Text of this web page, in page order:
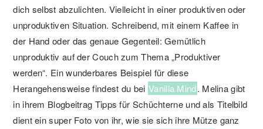
dich selbst abzulichten. Vielleicht in einer produktiven oder
unproduktiven Situation. Schreibend, mit einem Kaffee in
der Hand oder das genaue Gegenteil: Gemütlich
unproduktiv auf der Couch zum Thema „Produktiver
werden“. Ein wunderbares Beispiel für diese
Herangehensweise findest du bei Vanilla Mind. Melina gibt
in ihrem Blogbeitrag Tipps für Schüchterne und als Titelbild
dient ein super Foto von ihr, wie sie sich ihre Mütze ganz